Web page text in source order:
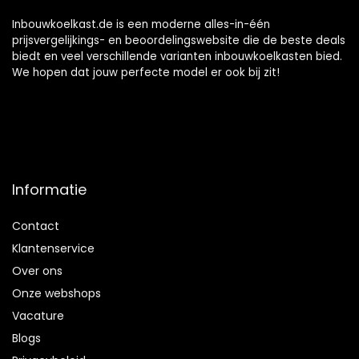
Inbouwkoelkast.de is een moderne alles-in-één
prijsvergelijkings- en beoordelingswebsite die de beste deals
biedt en veel verschillende varianten inbouwkoelkasten bied.
We hopen dat jouw perfecte model er ook bij zit!
Informatie
Contact
Klantenservice
Over ons
Onze webshops
Vacature
Blogs